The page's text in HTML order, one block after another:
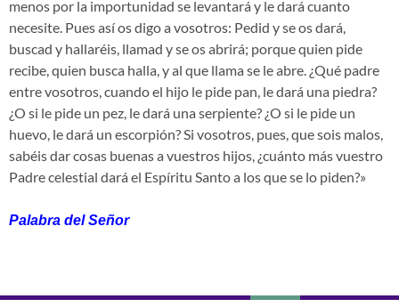
menos por la importunidad se levantará y le dará cuanto
necesite. Pues así os digo a vosotros: Pedid y se os dará,
buscad y hallaréis, llamad y se os abrirá; porque quien pide
recibe, quien busca halla, y al que llama se le abre. ¿Qué padre
entre vosotros, cuando el hijo le pide pan, le dará una piedra?
¿O si le pide un pez, le dará una serpiente? ¿O si le pide un
huevo, le dará un escorpión? Si vosotros, pues, que sois malos,
sabéis dar cosas buenas a vuestros hijos, ¿cuánto más vuestro
Padre celestial dará el Espíritu Santo a los que se lo piden?»
Palabra del Señor